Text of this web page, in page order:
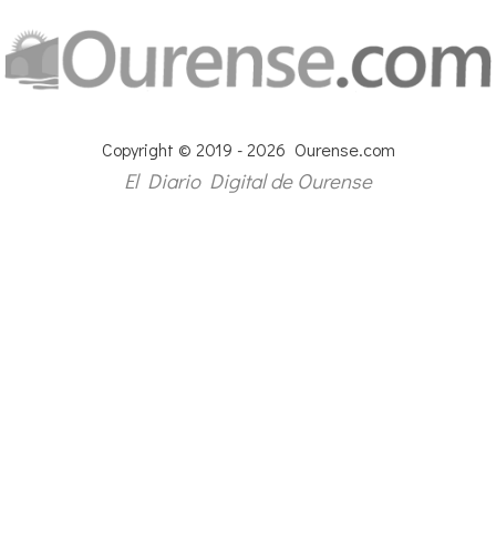
Copyright © 2019 - 2026 Ourense.com
El Diario Digital de Ourense